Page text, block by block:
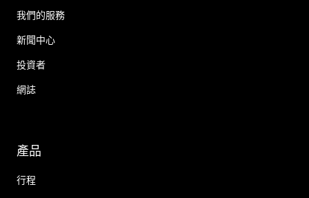
我們的服務
新聞中心
投資者
網誌
產品
行程